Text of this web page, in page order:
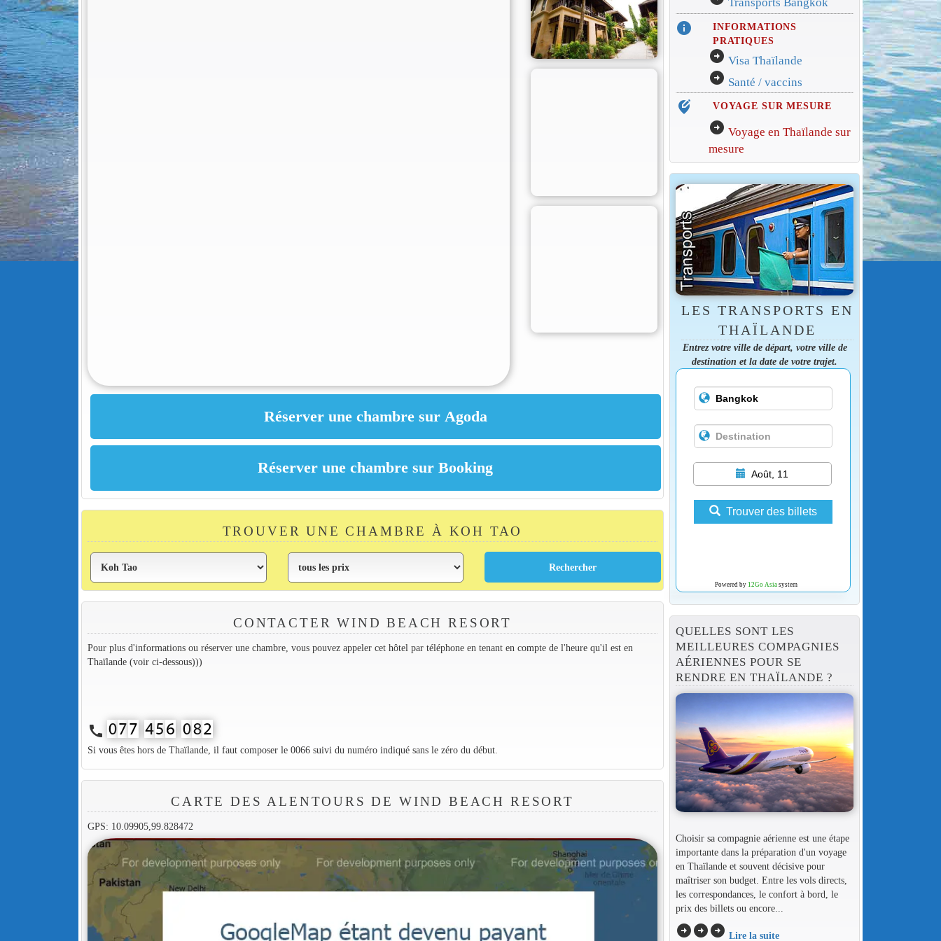
TROUVER UNE CHAMBRE À KOH TAO
CONTACTER WIND BEACH RESORT
Pour plus d'informations ou réserver une chambre, vous pouvez appeler cet hôtel par téléphone en tenant en compte de l'heure qu'il est en
Thaïlande (voir ci-dessous)))
call
Si vous êtes hors de Thaïlande, il faut composer le 0066 suivi du numéro indiqué sans le zéro du début.
CARTE DES ALENTOURS DE WIND BEACH RESORT
GPS: 10.09905,99.828472
Transports Bangkok
info
INFORMATIONS
PRATIQUES
arrow_circle_right Visa Thaïlande
arrow_circle_right Santé / vaccins
edit_location_alt VOYAGE SUR MESURE
arrow_circle_right Voyage en Thaïlande sur
mesure
LES TRANSPORTS EN
THAÏLANDE
Entrez votre ville de départ, votre ville de
destination et la date de votre trajet.
Août, 11
Trouver des billets
Powered by 12Go Asiasystem
QUELLES SONT LES
MEILLEURES COMPAGNIES
AÉRIENNES POUR SE
RENDRE EN THAÏLANDE ?
Choisir sa compagnie aérienne est une étape
importante dans la préparation d'un voyage
en Thaïlande et souvent décisive pour
maîtriser son budget. Entre les vols directs,
les correspondances, le confort à bord, le
prix des billets ou encore...
arrow_circle_rightarrow_circle_rightarrow_circle_right Lire la suite